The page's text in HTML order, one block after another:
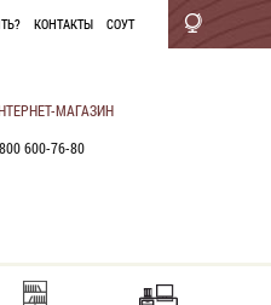
КОНТАКТЫ СОУТ
МАГАЗИН
600-76-80